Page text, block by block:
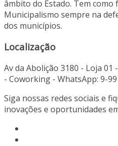
âmbito do Estado. Tem como
Municipalismo sempre na
dos municípios.
Localização
Av da Abolição 3180 - Loja 01
- Coworking - WhatsApp: 9-
Siga nossas redes sociais e
inovações e oportunidades